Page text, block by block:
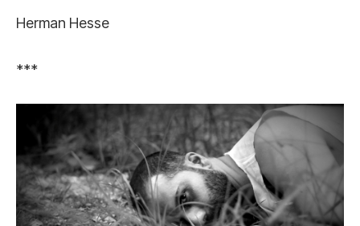
Herman Hesse
***